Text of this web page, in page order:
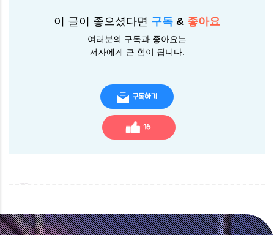
이 글이 좋으셨다면 구독 & 좋아요
여러분의 구독과 좋아요는
저자에게 큰 힘이 됩니다.
구독하기
16